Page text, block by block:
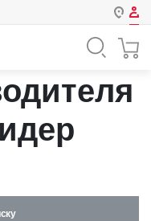
Казахстан